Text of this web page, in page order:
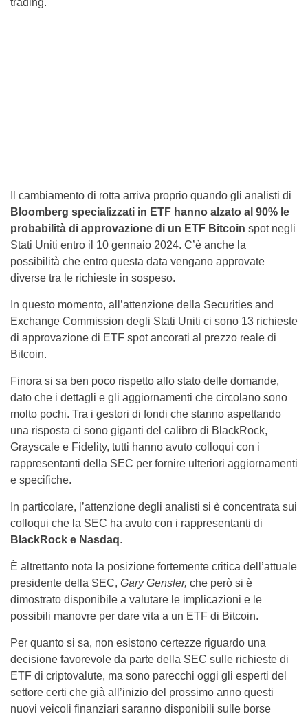
trading.
Il cambiamento di rotta arriva proprio quando gli analisti di
Bloomberg specializzati in ETF hanno alzato al 90% le
probabilità di approvazione di un ETF Bitcoin spot negli
Stati Uniti entro il 10 gennaio 2024. C’è anche la
possibilità che entro questa data vengano approvate
diverse tra le richieste in sospeso.
In questo momento, all’attenzione della Securities and
Exchange Commission degli Stati Uniti ci sono 13 richieste
di approvazione di ETF spot ancorati al prezzo reale di
Bitcoin.
Finora si sa ben poco rispetto allo stato delle domande,
dato che i dettagli e gli aggiornamenti che circolano sono
molto pochi. Tra i gestori di fondi che stanno aspettando
una risposta ci sono giganti del calibro di BlackRock,
Grayscale e Fidelity, tutti hanno avuto colloqui con i
rappresentanti della SEC per fornire ulteriori aggiornamenti
e specifiche.
In particolare, l’attenzione degli analisti si è concentrata sui
colloqui che la SEC ha avuto con i rappresentanti di
BlackRock e Nasdaq.
È altrettanto nota la posizione fortemente critica dell’attuale
presidente della SEC, Gary Gensler, che però si è
dimostrato disponibile a valutare le implicazioni e le
possibili manovre per dare vita a un ETF di Bitcoin.
Per quanto si sa, non esistono certezze riguardo una
decisione favorevole da parte della SEC sulle richieste di
ETF di criptovalute, ma sono parecchi oggi gli esperti del
settore certi che già all’inizio del prossimo anno questi
nuovi veicoli finanziari saranno disponibili sulle borse